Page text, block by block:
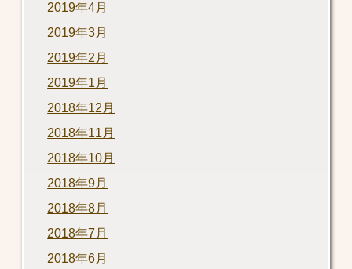
2019年4月
2019年3月
2019年2月
2019年1月
2018年12月
2018年11月
2018年10月
2018年9月
2018年8月
2018年7月
2018年6月